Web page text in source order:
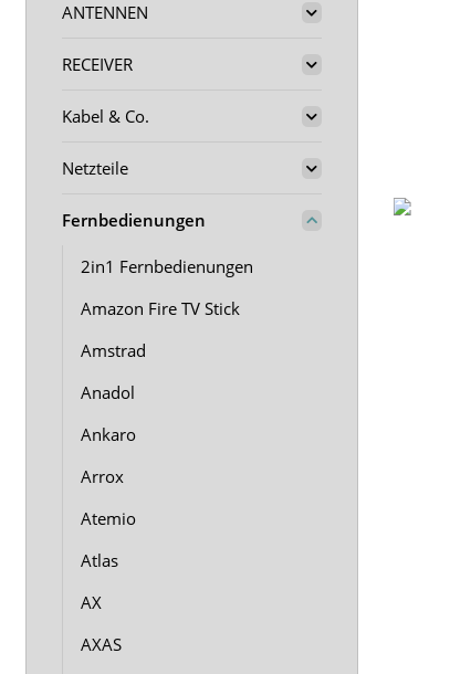
ANTENNEN
RECEIVER
Kabel & Co.
Netzteile
Fernbedienungen
2in1 Fernbedienungen
Amazon Fire TV Stick
Amstrad
Anadol
Ankaro
Arrox
Atemio
Atlas
AX
AXAS